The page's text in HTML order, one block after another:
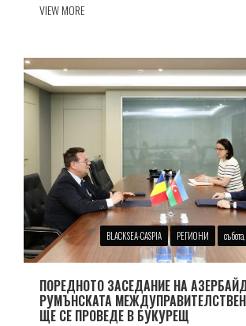
VIEW MORE
BLACKSEA-CASPIA РЕГИОНИ
ПОРЕДНОТО ЗАСЕДАНИЕ НА
РУМЪНСКАТА
ЩЕ СЕ ПРОВЕДЕ В БУКУРЕЩ